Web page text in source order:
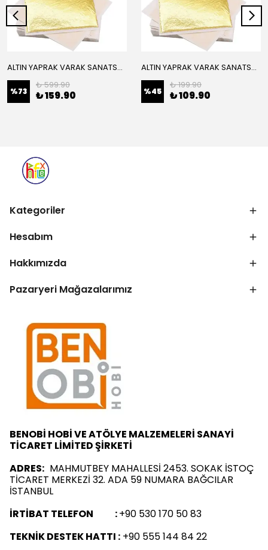
ALTIN YAPRAK VARAK SANATSAL BÜYÜK BOY FOLYO EPOKSİ REÇİNE NAİL ART 16 ADET 14X14 CM ALTIN RENK
%73
₺ 599.90
₺ 159.90
ALTIN YAPRAK VARAK SANATSAL BÜYÜK BOY FOLYO EPOKSİ REÇİNE NAİL ART 8 ADET ALTIN RENK 14X14 CM
%45
₺ 199.90
₺ 109.90
Kategoriler
Hesabım
Hakkımızda
Pazaryeri Mağazalarımız
BENOBİ HOBİ VE ATÖLYE MALZEMELERİ SANAYİ
TİCARET LİMİTED ŞİRKETİ
ADRES: MAHMUTBEY MAHALLESİ 2453. SOKAK İSTOÇ
TİCARET MERKEZİ 32. ADA 59 NUMARA BAĞCILAR
İSTANBUL
İRTİBAT TELEFON :+90 530 170 50 83
TEKNİK DESTEK HATTI : +90 555 144 84 22